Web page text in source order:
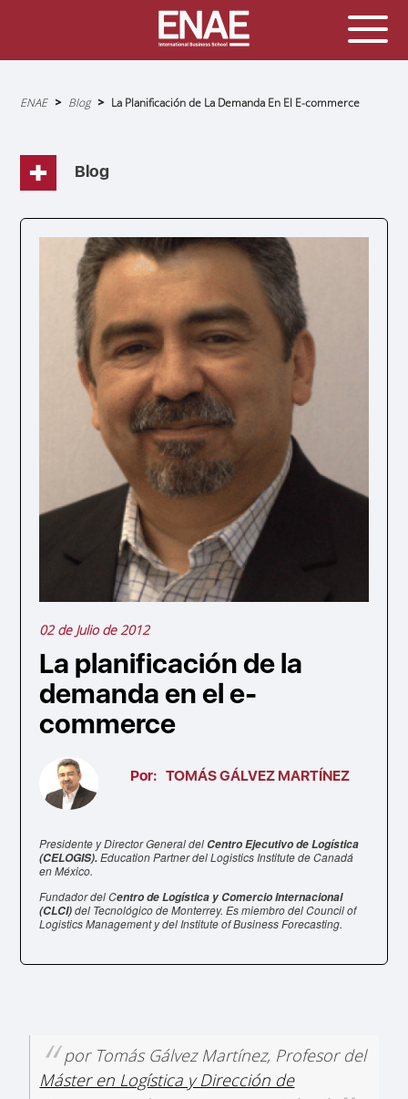
Sobrescribir
la
navegación
ENAE Blog La Planificación de La Demanda En El E-commerce
Blog
02 de Julio de 2012
La planificación de la
demanda en el e-
commerce
Por: TOMÁS GÁLVEZ MARTÍNEZ
Presidente y Director General del Centro Ejecutivo de Logística
(CELOGIS).Education Partner del Logistics Institute de Canadá
en México.
Fundador del Centro de Logística y Comercio Internacional
(CLCI)del Tecnológico de Monterrey. Es miembro del Council of
Logistics Management y del Institute of Business Forecasting.
por Tomás Gálvez Martínez, Profesor del
Máster en Logística y Dirección de